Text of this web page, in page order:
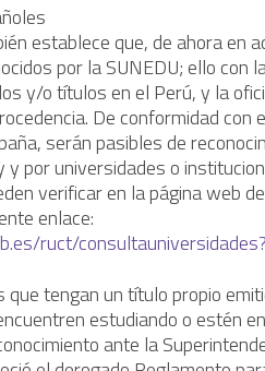
establece que, de ahora en
por la SUNEDU; ello con
y/o títulos en el Perú, y la
De conformidad con
serán pasibles de
y por universidades o
verificar en la página web
enlace:
ruct/
que tengan un título propio
estudiando o estén
ante la